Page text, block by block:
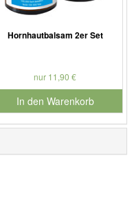
Hornhautbalsam 2er Set
nur 11,90 €
In den Warenkorb
Produktnummer 901730